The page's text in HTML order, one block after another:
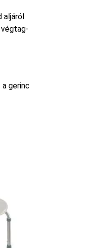
gerinc